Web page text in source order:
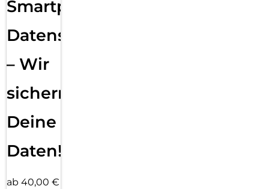
Smartphone
Datensicherung
– Wir
sichern
Deine
Daten!
ab 40,00 €